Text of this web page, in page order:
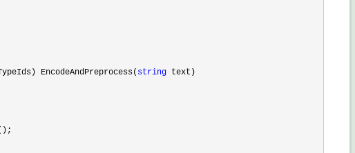
EncodeAndPreprocess( string text)